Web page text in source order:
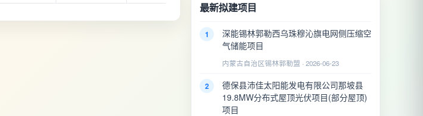
最新拟建项目
1
深能锡林郭勒西乌珠穆沁旗电网侧压缩空
气储能项目
内蒙古自治区锡林郭勒盟 · 2026-06-23
2
德保县沛佳太阳能发电有限公司那坡县
19.8MW分布式屋顶光伏项目(部分屋顶)
项目